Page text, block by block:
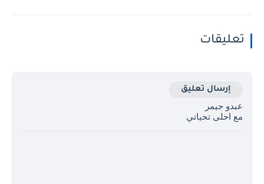
تعليقات
إرسال تعليق
عبدو جيمر
مع احلى تحياتي